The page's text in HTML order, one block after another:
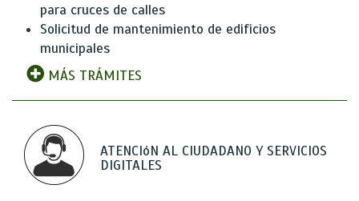
para cruces de calles
Solicitud de mantenimiento de edificios
municipales
MÁS TRÁMITES
ATENCIóN AL CIUDADANO Y SERVICIOS
DIGITALES